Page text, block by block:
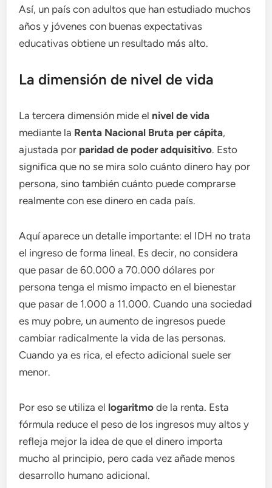
Así, un país con adultos que han estudiado muchos
años y jóvenes con buenas expectativas
educativas obtiene un resultado más alto.
La dimensión de nivel de vida
La tercera dimensión mide el nivel de vida
mediante la Renta Nacional Bruta per cápita,
ajustada por paridad de poder adquisitivo. Esto
significa que no se mira solo cuánto dinero hay por
persona, sino también cuánto puede comprarse
realmente con ese dinero en cada país.
Aquí aparece un detalle importante: el IDH no trata
el ingreso de forma lineal. Es decir, no considera
que pasar de 60.000 a 70.000 dólares por
persona tenga el mismo impacto en el bienestar
que pasar de 1.000 a 11.000. Cuando una sociedad
es muy pobre, un aumento de ingresos puede
cambiar radicalmente la vida de las personas.
Cuando ya es rica, el efecto adicional suele ser
menor.
Por eso se utiliza el logaritmo de la renta. Esta
fórmula reduce el peso de los ingresos muy altos y
refleja mejor la idea de que el dinero importa
mucho al principio, pero cada vez añade menos
desarrollo humano adicional.